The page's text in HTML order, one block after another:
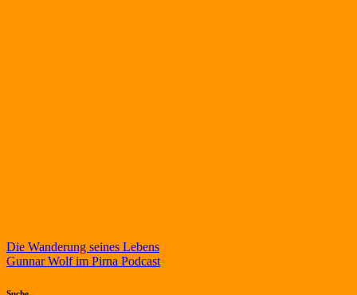
Beitragsnavigation
Die Wanderung seines Lebens
Gunnar Wolf im Pirna Podcast